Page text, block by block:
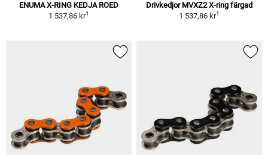
ENUMA X-RING KEDJA ROED
1 537,86 kr1
Drivkedjor MVXZ2 X-ring färgad
1 537,86 kr1